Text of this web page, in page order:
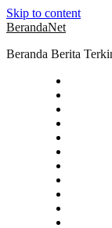
Skip to content
BerandaNet
Beranda Berita